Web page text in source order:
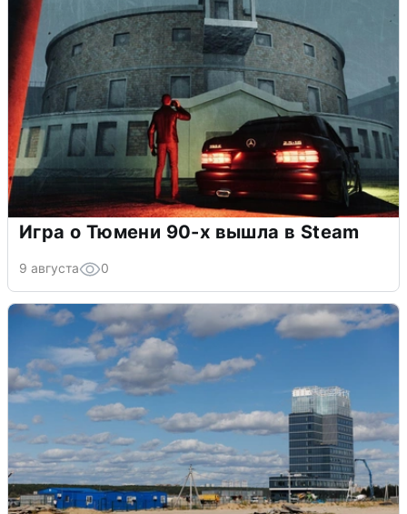
Игра о Тюмени 90-х вышла в Steam
9 августа 0